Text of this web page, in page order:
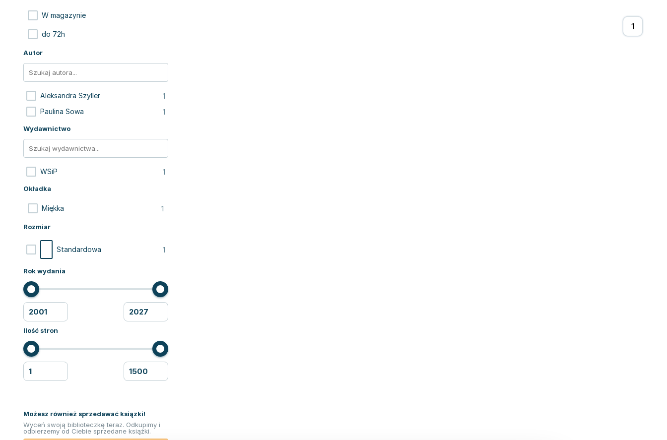
W magazynie
do 72h
Autor
Aleksandra Szyller 1
Paulina Sowa 1
Wydawnictwo
WSiP 1
Okładka
Miękka 1
Rozmiar
Standardowa 1
Rok wydania
Ilość stron
Możesz również sprzedawać ksiązki!
Wyceń swoją biblioteczkę teraz. Odkupimy i
odbierzemy od Ciebie sprzedane książki.